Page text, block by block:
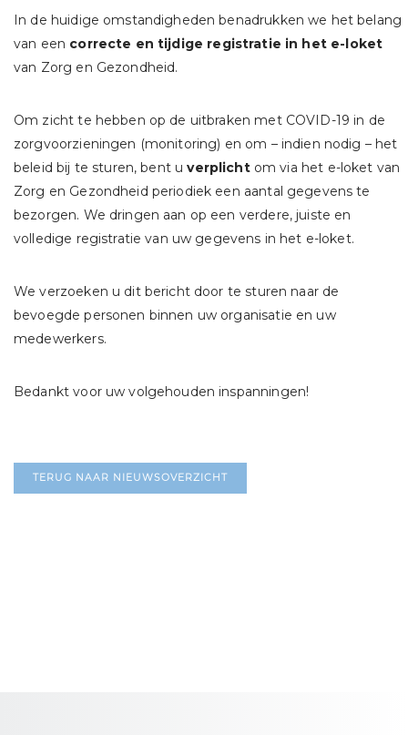
In de huidige omstandigheden benadrukken we het belang
van een correcte en tijdige registratie in het e-loket
van Zorg en Gezondheid.
Om zicht te hebben op de uitbraken met COVID-19 in de
zorgvoorzieningen (monitoring) en om – indien nodig – het
beleid bij te sturen, bent uverplichtom via het e-loket van
Zorg en Gezondheid periodiek een aantal gegevens te
bezorgen. We dringen aan op een verdere, juiste en
volledige registratie van uw gegevens in het e-loket.
We verzoeken u dit bericht door te sturen naar de
bevoegde personen binnen uw organisatie en uw
medewerkers.
Bedankt voor uw volgehouden inspanningen!
TERUG NAAR NIEUWSOVERZICHT